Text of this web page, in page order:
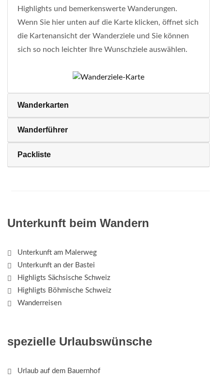
Highlights und bemerkenswerte Wanderungen.
Wenn Sie hier unten auf die Karte klicken, öffnet sich
die Kartenansicht der Wanderziele und Sie können
sich so noch leichter Ihre Wunschziele auswählen.
Wanderkarten
Wanderführer
Packliste
Unterkunft beim Wandern
Unterkunft am Malerweg
Unterkunft an der Bastei
Highligts Sächsische Schweiz
Highligts Böhmische Schweiz
Wanderreisen
spezielle Urlaubswünsche
Urlaub auf dem Bauernhof